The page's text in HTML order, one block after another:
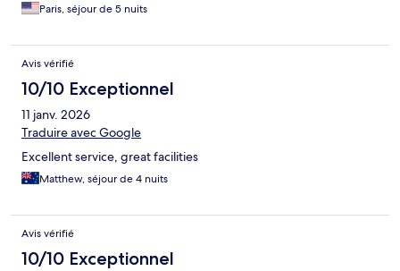
Paris, séjour de 5 nuits
Avis vérifié
10/10 Exceptionnel
11 janv. 2026
Traduire avec Google
Excellent service, great facilities
Matthew, séjour de 4 nuits
Avis vérifié
10/10 Exceptionnel